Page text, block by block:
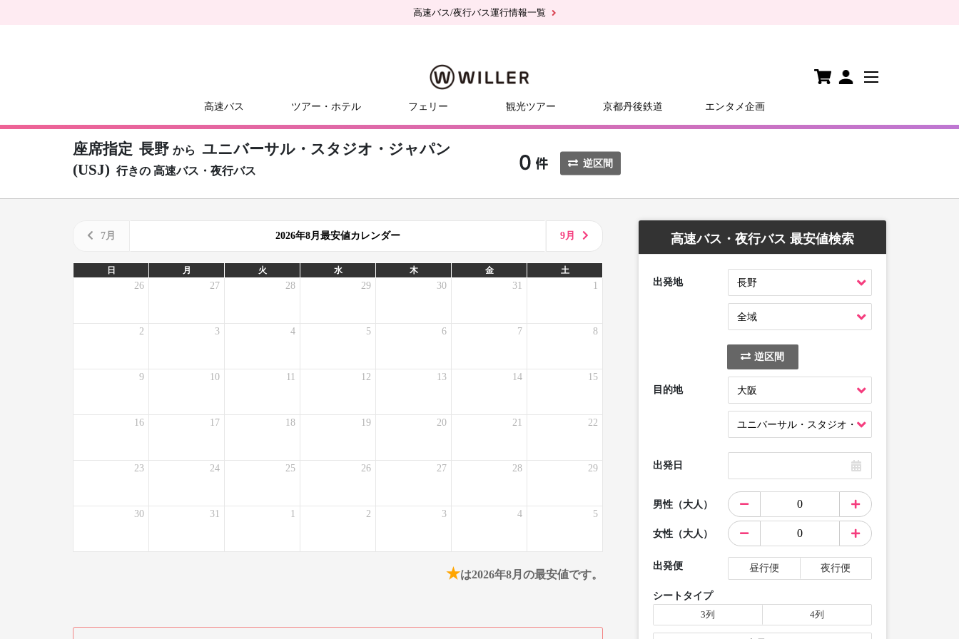
高速バス/夜行バス運行情報一覧
高速バス ツアー・ホテル フェリー 観光ツアー 京都丹後鉄道 エンタメ企画
座席指定 長野 から
ユニバーサル・スタジオ・ジャパン
(USJ) 行きの 高速バス・夜行バス
逆区間
7月 2026年8月最安値カレンダー 9月
日 月 火 水 木 金 土
26 27 28 29 30 31 1
2 3 4 5 6 7 8
9 10 11 12 13 14 15
16 17 18 19 20 21 22
23 24 25 26 27 28 29
30 31 1 2 3 4 5
★は2026年8月の最安値です。
高速バス・夜行バス 最安値検索
出発地
逆区間
目的地
出発日
男性（大人）
女性（大人）
出発便 昼行便 夜行便
シートタイプ
3列
4列